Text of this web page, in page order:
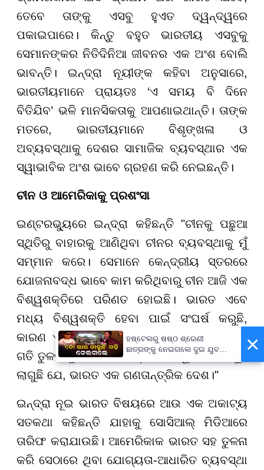
ତେବେ ତାଙ୍କୁ ଏସବୁ ହୁଏତ ଦ୍ୱନ୍ଦ୍ୱରେ
ପକାଇପାରେ। କିନ୍ତୁ ବହୁତ ଭାରତୀୟ ଏସବୁକୁ
ସେମାନଙ୍କର ନିତିଦିନିଆ ଜୀବନର ଏକ ଅଂଶ ବୋଲି
ଭାବନ୍ତି। ଇନ୍ଦ୍ରା ନୂୟୀଙ୍କ କହିବା ଅନୁସାରେ,
ଭାରତୀୟମାନେ ପ୍ରାୟତଃ ‘ଏ ସମୟ ବି ଦିନେ
ବିତିଯିବ’ ଭଳି ମାନସିକତାକୁ ଆପଣାଇଥାନ୍ତି। ତାଙ୍କ
ମତରେ, ଭାରତୀୟମାନେ ବିଶୃଙ୍ଖଳା ଓ
ଅବ୍ୟବସ୍ଥାକୁ ଦେଶର ସାମାଜିକ ବ୍ୟବସ୍ଥାର ଏକ
ସ୍ୱାଭାବିକ ଅଂଶ ଭାବେ ଗ୍ରହଣ କରି ନେଇଛନ୍ତି।
ଚୀନ ଓ ଆମେରିକାକୁ ପ୍ରଶଂସା
ଇଣ୍ଟରଭ୍ୟୁରେ ଇନ୍ଦ୍ରା କହିଛନ୍ତି "ଚୀନକୁ ପଛୁଆ
ସ୍ଥିତିରୁ ବାହାରକୁ ଆଣିଥିବା ଚୀନର ବ୍ୟବସ୍ଥାକୁ ମୁଁ
ସମ୍ମାନ କରେ। ସେମାନେ କେନ୍ଦ୍ରୀୟ ସ୍ତରରେ
ଯୋଜନାବଦ୍ଧ ଭାବେ କାମ କରିଥିବାରୁ ଚୀନ ଆଜି ଏକ
ବିଶ୍ୱଶକ୍ତିରେ ପରିଣତ ହୋଇଛି। ଭାରତ ଏବେ
ମଧ୍ୟ ବିଶ୍ୱଶକ୍ତି ହେବା ପାଇଁ ସଂଘର୍ଷ କରୁଛି,
କାରଣ ଏଠାରେ ଗଣତନ୍ତ୍ର ରହିଛି ଏବଂ ଉନ୍ନତିର
ଗତି ତୁଳନାମୂଳକ ଭାବେ ମନ୍ଥର। କିନ୍ତୁ ମୋତେ ଖୁସି
ଲାଗୁଛି ଯେ, ଭାରତ ଏକ ଗଣତାନ୍ତ୍ରିକ ଦେଶ।"
ଇନ୍ଦ୍ରା ନୂଇ ଭାରତ ବିଷୟରେ ଆଉ ଏକ ଅକାଟ୍ୟ
ସତକଥା କହିଛନ୍ତି ଯାହାକୁ ସୋସିଆଲ୍ ମିଡିଆରେ
ତାରିଫ କରାଯାଉଛି। ଆମେରିକାକ ଭାରତ ସହ ତୁଳନା
କରି ସେଠାରେ ଥିବା ଯୋଗ୍ୟତା-ଆଧାରିତ ବ୍ୟବସ୍ଥା
×
ହଷ୍ଟେଲରୁ ଷଷ୍ଠ ଶ୍ରେଣୀ
ଛାତ୍ରଙ୍କୁ ନେଇଗଲେ ଦୁଇ ଯୁବକ,
ନିବେଦନ